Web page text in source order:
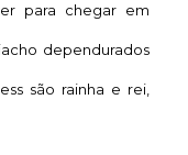
para chegar em
dependurados
são rainha e rei,